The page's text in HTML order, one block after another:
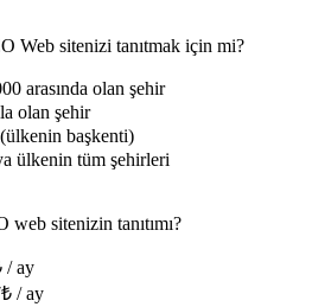
Web sitenizi tanıtmak için mi?
arasında olan şehir
olan şehir
başkenti)
ülkenin tüm şehirleri
web sitenizin tanıtımı?
/ ay
/ ay